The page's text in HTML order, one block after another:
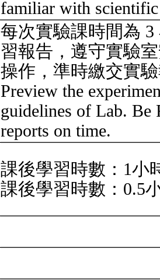
familiar with
每次實驗課時間為
習報告，遵守實驗
操作，準時繳交實
Preview the
guidelines of Lab.
reports on time.
課後學習時數：1小
課後學習時數：0.5